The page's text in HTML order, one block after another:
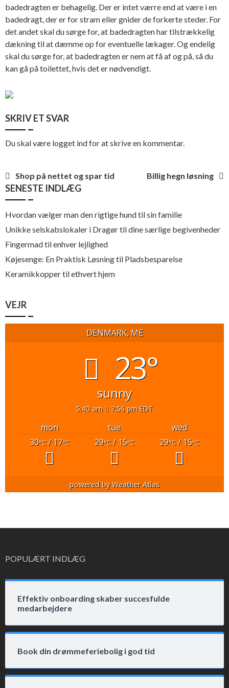
badedragten er behagelig. Der er intet værre end at være i en
badedragt, der er for stram eller gnider de forkerte steder. For
det andet skal du sørge for, at badedragten har tilstrækkelig
dækning til at dæmme op for eventuelle lækager. Og endelig
skal du sørge for, at badedragten er nem at få af og på, så du
kan gå på toilettet, hvis det er nødvendigt.
SKRIV ET SVAR
Du skal være logget indfor at skrive en kommentar.
Indlægsnavigation
Shop på nettet og spar tid Billig hegn løsning
SENESTE INDLÆG
Hvordan vælger man den rigtige hund til sin familie
Unikke selskabslokaler i Dragør til dine særlige begivenheder
Fingermad til enhver lejlighed
Køjesenge: En Praktisk Løsning til Pladsbesparelse
Keramikkopper til ethvert hjem
VEJR
DENMARK, ME
23°
sunny
5:40 am 7:56 pm EDT
mon tue
wed
30°C/ 17°C 29°C/ 15°C 29°C/ 15°C
powered byWeather Atlas
POPULÆRT INDLÆG
Effektiv onboarding skaber succesfulde
medarbejdere
Book din drømmeferiebolig i god tid